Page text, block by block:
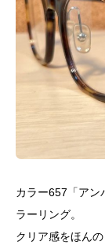
カラー657「アン
ラーリング。
クリア感をほん